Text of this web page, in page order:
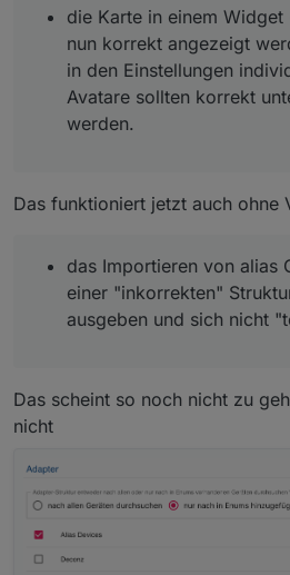
die Karte in einem
nun korrekt angezeigt
in den Einstellungen
Avatare sollten korrekt
werden.
Das funktioniert jetzt auch ohne
das Importieren von alias
einer "inkorrekten"
ausgeben und sich nicht
Das scheint so noch nicht zu
nicht